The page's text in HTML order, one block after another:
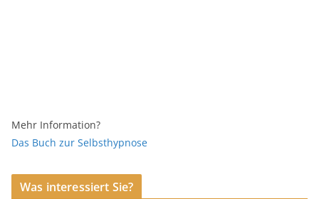
Mehr Information?
Das Buch zur Selbsthypnose
Was interessiert Sie?